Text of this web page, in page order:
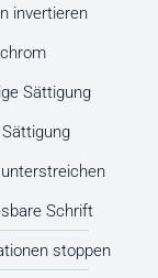
-
invertieren
Sättigung
Schrift
stoppen